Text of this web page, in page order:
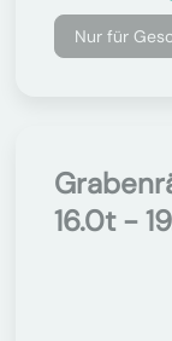
Nur für
16.0t -